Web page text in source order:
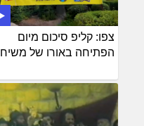
צפו: קליפ סיכום מיום
הפתיחה באורו של משיח